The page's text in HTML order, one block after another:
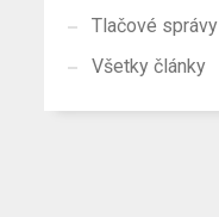
Tlačové správy
Všetky články